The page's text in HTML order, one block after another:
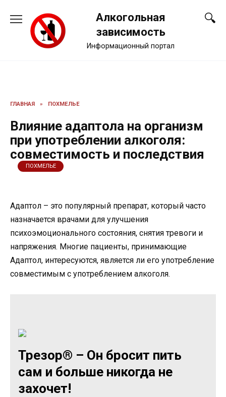
содержанию
Алкогольная
зависимость
Информационный портал
ГЛАВНАЯ » ПОХМЕЛЬЕ
Влияние адаптола на организм
при употреблении алкоголя:
совместимость и последствия
ПОХМЕЛЬЕ
Адаптол – это популярный препарат, который часто
назначается врачами для улучшения
психоэмоционального состояния, снятия тревоги и
напряжения. Многие пациенты, принимающие
Адаптол, интересуются, является ли его употребление
совместимым с употреблением алкоголя.
Трезор® – Он бросит пить
сам и больше никогда не
захочет!